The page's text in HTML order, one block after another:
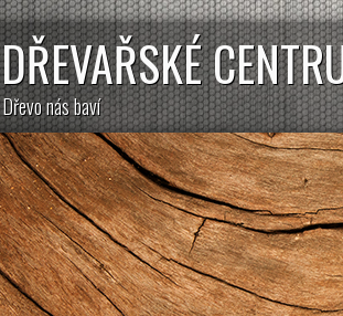
DŘEVAŘSKÉ
Dřevo nás baví